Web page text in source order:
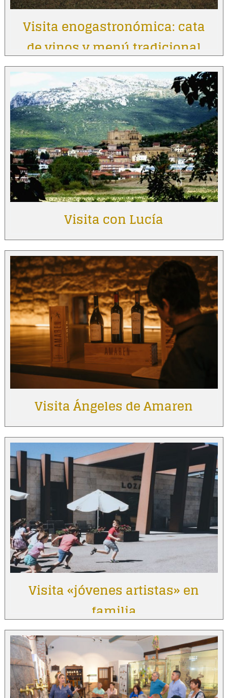
Visita enogastronómica: cata
de vinos y menú tradicional
Visita con Lucía
Visita Ángeles de Amaren
Visita «jóvenes artistas» en
familia